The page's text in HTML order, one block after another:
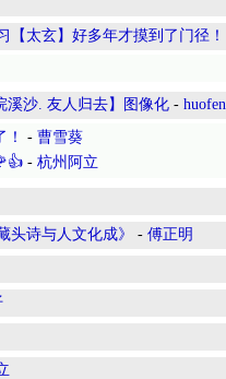
太玄】好多年才摸到了门径！
溪沙. 友人归去】图像化 -
- 曹雪葵
- 杭州阿立
诗与人文化成》 - 傅正明